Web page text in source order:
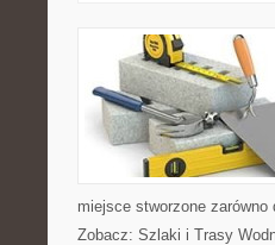
miejsce stworzone
Zobacz: Szlaki i Trasy